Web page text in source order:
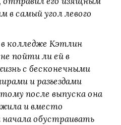
в самый угол левого
в колледже Кэтлин
пойти ли ей в
с бесконечными
и разъездами
после выпуска она
и вместо
обустраивать